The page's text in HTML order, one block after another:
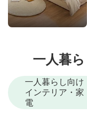
一人暮
一人暮らし向け
インテリア・家
電